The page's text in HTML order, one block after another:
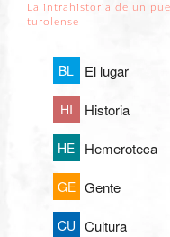
La intrahistoria de un
turolense
BL El lugar
HI Historia
HE Hemeroteca
GE Gente
CU Cultura